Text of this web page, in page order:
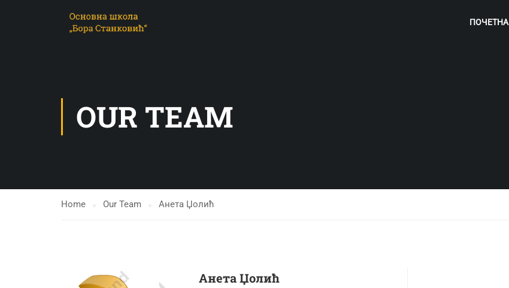
ПОЧЕТНА
OUR TEAM
Home Our Team Анета Џолић
Анета Џолић